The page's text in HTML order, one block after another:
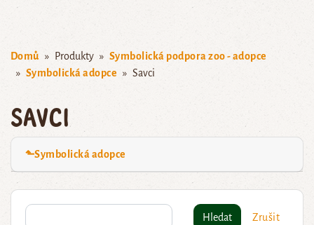
Domů Produkty
Symbolická podpora zoo - adopce
Symbolická adopce
Savci
Savci
⬑Symbolická adopce
Hledat Zrušit